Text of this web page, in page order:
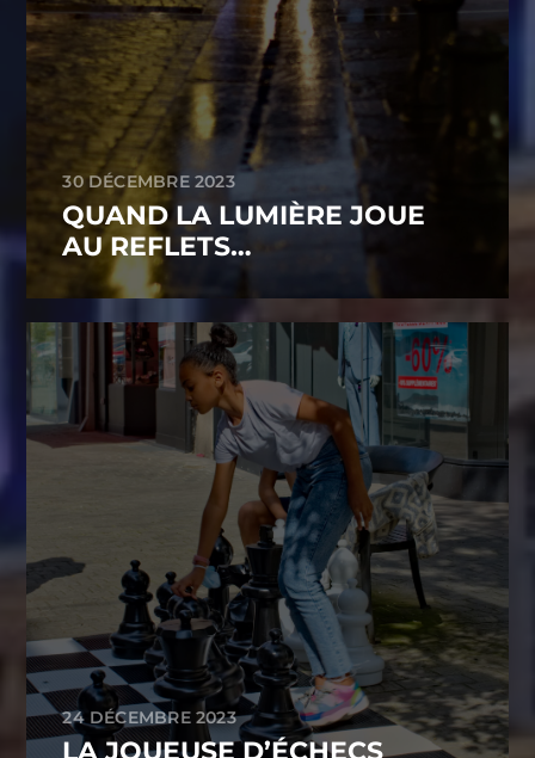
30 DÉCEMBRE 2023
QUAND LA LUMIÈRE JOUE
AU REFLETS…
24 DÉCEMBRE 2023
LA JOUEUSE D’ÉCHECS